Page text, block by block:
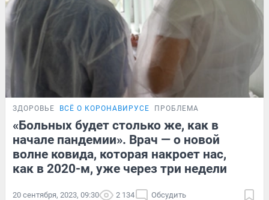
ЗДОРОВЬЕ ВСЁ О КОРОНАВИРУСЕ ПРОБЛЕМА
«Больных будет столько же, как в
начале пандемии». Врач — о новой
волне ковида, которая накроет нас,
как в 2020-м, уже через три недели
20 сентября, 2023, 09:30 2 134 Обсудить